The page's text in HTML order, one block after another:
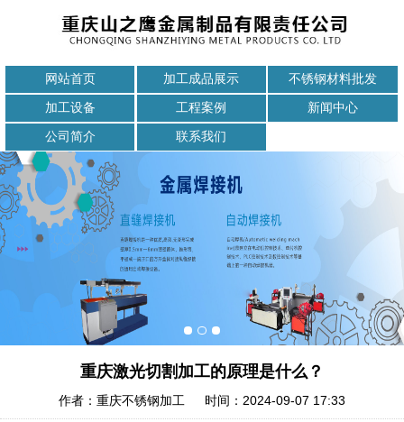
网站首页 加工成品展示 不锈钢材料批发
加工设备 工程案例 新闻中心
公司简介 联系我们
重庆激光切割加工的原理是什么？
作者：重庆不锈钢加工 时间：2024-09-07 17:33